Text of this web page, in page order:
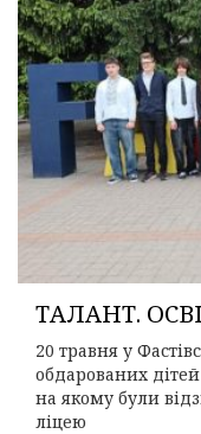
ТАЛАНТ.
20 травня у
обдарованих дітей
на якому були
ліцею